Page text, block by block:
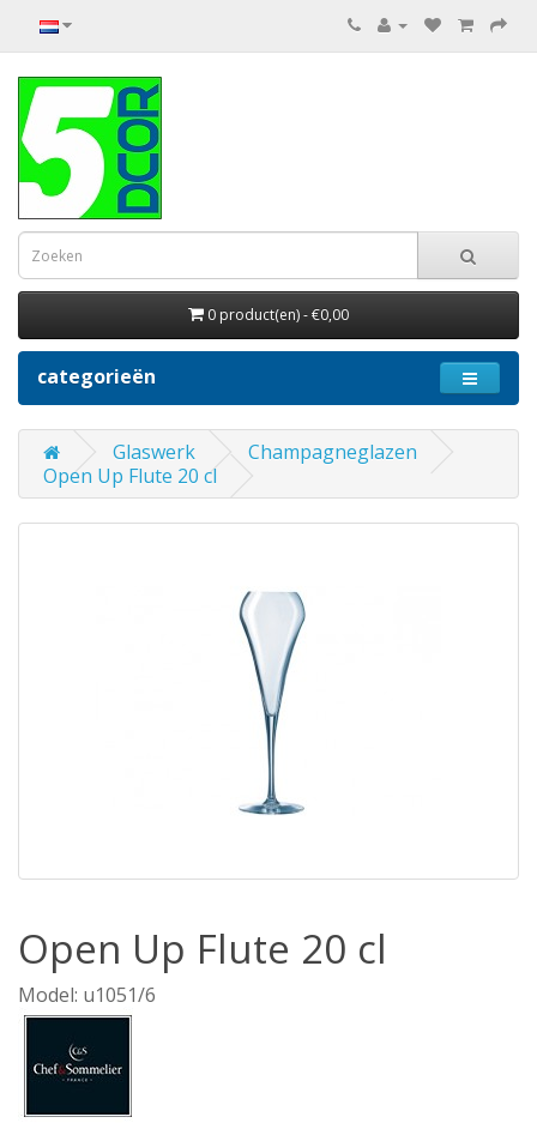
0 product(en) - €0,00
categorieën
Glaswerk
Champagneglazen
Open Up Flute 20 cl
Open Up Flute 20 cl
Model: u1051/6